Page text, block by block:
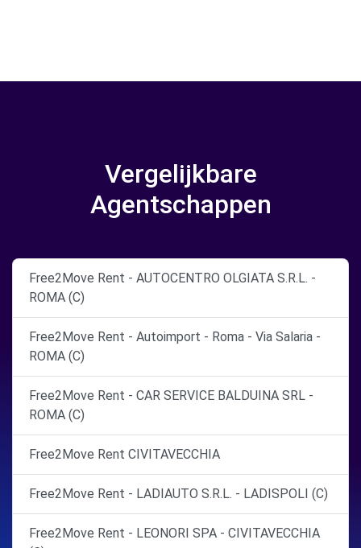
Vergelijkbare
Agentschappen
Free2Move Rent - AUTOCENTRO OLGIATA S.R.L. -
ROMA (C)
Free2Move Rent - Autoimport - Roma - Via Salaria -
ROMA (C)
Free2Move Rent - CAR SERVICE BALDUINA SRL -
ROMA (C)
Free2Move Rent CIVITAVECCHIA
Free2Move Rent - LADIAUTO S.R.L. - LADISPOLI (C)
Free2Move Rent - LEONORI SPA - CIVITAVECCHIA